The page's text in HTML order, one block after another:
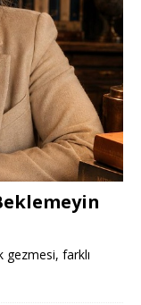
gezmesi, farklı